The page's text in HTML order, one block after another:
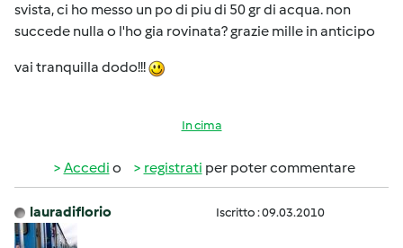
svista, ci ho messo un po di piu di 50 gr di acqua. non
succede nulla o l'ho gia rovinata? grazie mille in anticipo
vai tranquilla dodo!!!
In cima
Accedi o registrati per poter commentare
lauradiflorio Iscritto : 09.03.2010